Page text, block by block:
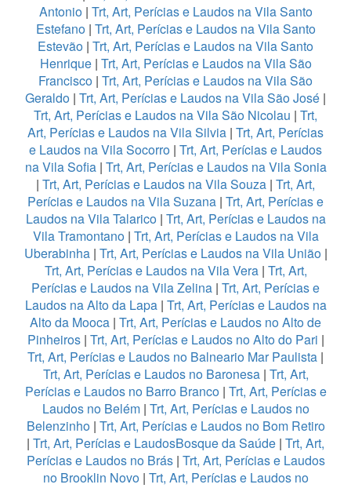
Antonio| Trt, Art, Perícias e Laudos na Vila Santo
Estefano| Trt, Art, Perícias e Laudos na Vila Santo
Estevão | Trt, Art, Perícias e Laudos na Vila Santo
Henrique| Trt, Art, Perícias e Laudos na Vila São
Francisco | Trt, Art, Perícias e Laudos na Vila São
Geraldo | Trt, Art, Perícias e Laudos na Vila São José |
Trt, Art, Perícias e Laudos na Vila São Nicolau | Trt,
Art, Perícias e Laudos na Vila Silvia | Trt, Art, Perícias
e Laudos na Vila Socorro | Trt, Art, Perícias e Laudos
na Vila Sofia| Trt, Art, Perícias e Laudos na Vila Sonia
| Trt, Art, Perícias e Laudos na Vila Souza | Trt, Art,
Perícias e Laudos na Vila Suzana | Trt, Art, Perícias e
Laudos na Vila Talarico| Trt, Art, Perícias e Laudos na
Vila Tramontano| Trt, Art, Perícias e Laudos na Vila
Uberabinha| Trt, Art, Perícias e Laudos na Vila União|
Trt, Art, Perícias e Laudos na Vila Vera| Trt, Art,
Perícias e Laudos na Vila Zelina | Trt, Art, Perícias e
Laudos na Alto da Lapa| Trt, Art, Perícias e Laudos na
Alto da Mooca | Trt, Art, Perícias e Laudos no Alto de
Pinheiros| Trt, Art, Perícias e Laudos no Alto do Pari |
Trt, Art, Perícias e Laudos no Balneario Mar Paulista |
Trt, Art, Perícias e Laudos no Baronesa| Trt, Art,
Perícias e Laudos no Barro Branco| Trt, Art, Perícias e
Laudos no Belém| Trt, Art, Perícias e Laudos no
Belenzinho| Trt, Art, Perícias e Laudos no Bom Retiro
| Trt, Art, Perícias e LaudosBosque da Saúde | Trt, Art,
Perícias e Laudos no Brás| Trt, Art, Perícias e Laudos
no Brooklin Novo| Trt, Art, Perícias e Laudos no